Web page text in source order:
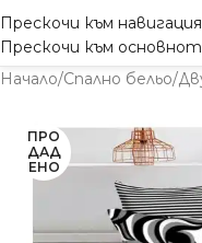
Прескочи към навигация
Прескочи към
Начало/Спално бельо/
ПРО
ДАД
ЕНО